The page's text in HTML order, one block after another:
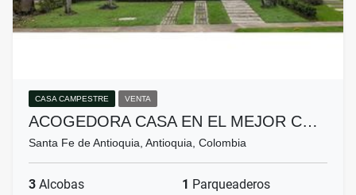
CASA CAMPESTRE VENTA
ACOGEDORA CASA EN EL MEJOR C…
Santa Fe de Antioquia, Antioquia, Colombia
3 Alcobas 1 Parqueaderos